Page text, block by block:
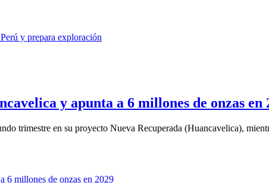
y apunta a 6 millones de onzas en
trimestre en su proyecto Nueva Recuperada (Huancavelica),